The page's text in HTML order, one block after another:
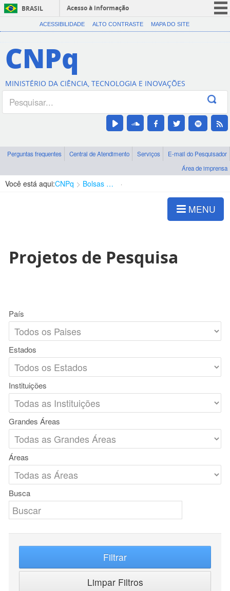
BRASIL
Acesso à informação
CORONAVÍRUS (COVID-19)
Canais
ACESSIBILIDADE ALTO CONTRASTE MAPA DO SITE
CNPq
MINISTÉRIO DA CIÊNCIA, TECNOLOGIA E INOVAÇÕES
Perguntas frequentes Central de Atendimento Serviços
E-mail do Pesquisador
Área de imprensa
Você está aqui:CNPq Bolsas e Auxílios Vigentes
MENU
Projetos de Pesquisa
País
Estados
Instituições
Grandes Áreas
Áreas
Busca
Filtrar
Limpar Filtros